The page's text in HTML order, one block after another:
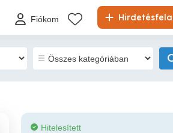
Fiókom
Hitelesített